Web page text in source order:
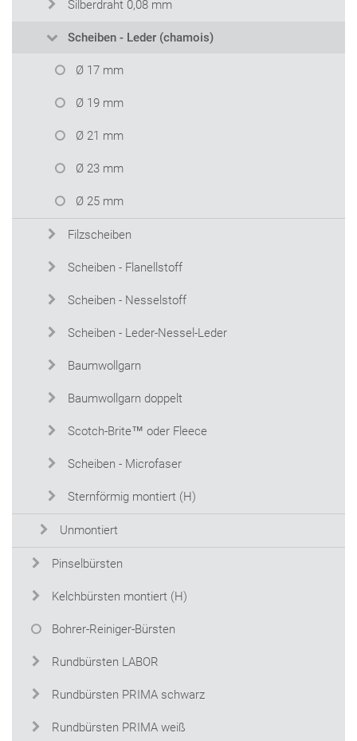
Silberdraht 0,08 mm
Scheiben - Leder (chamois)
Ø 17 mm
Ø 19 mm
Ø 21 mm
Ø 23 mm
Ø 25 mm
Filzscheiben
Scheiben - Flanellstoff
Scheiben - Nesselstoff
Scheiben - Leder-Nessel-Leder
Baumwollgarn
Baumwollgarn doppelt
Scotch-Brite™ oder Fleece
Scheiben - Microfaser
Sternförmig montiert (H)
Unmontiert
Pinselbürsten
Kelchbürsten montiert (H)
Bohrer-Reiniger-Bürsten
Rundbürsten LABOR
Rundbürsten PRIMA schwarz
Rundbürsten PRIMA weiß